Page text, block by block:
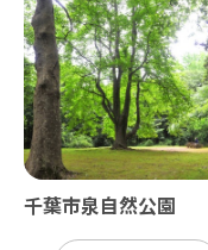
千葉市泉自然公園